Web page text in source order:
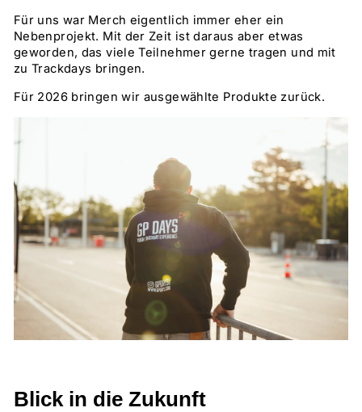
Für uns war Merch eigentlich immer eher ein
Nebenprojekt. Mit der Zeit ist daraus aber etwas
geworden, das viele Teilnehmer gerne tragen und mit
zu Trackdays bringen.
Für 2026 bringen wir ausgewählte Produkte zurück.
Blick in die Zukunft